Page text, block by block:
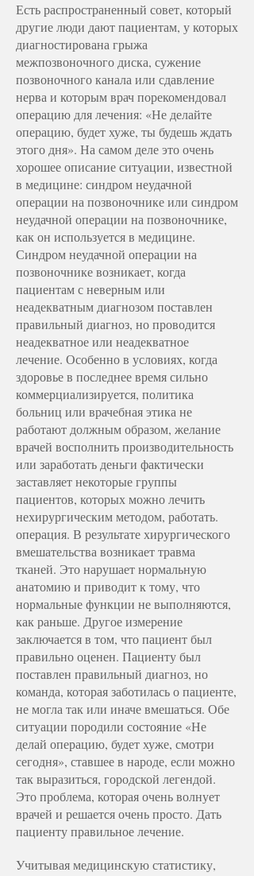
Есть распространенный совет, который
другие люди дают пациентам, у которых
диагностирована грыжа
межпозвоночного диска, сужение
позвоночного канала или сдавление
нерва и которым врач порекомендовал
операцию для лечения: «Не делайте
операцию, будет хуже, ты будешь ждать
этого дня». На самом деле это очень
хорошее описание ситуации, известной
в медицине: синдром неудачной
операции на позвоночнике или синдром
неудачной операции на позвоночнике,
как он используется в медицине.
Синдром неудачной операции на
позвоночнике возникает, когда
пациентам с неверным или
неадекватным диагнозом поставлен
правильный диагноз, но проводится
неадекватное или неадекватное
лечение. Особенно в условиях, когда
здоровье в последнее время сильно
коммерциализируется, политика
больниц или врачебная этика не
работают должным образом, желание
врачей восполнить производительность
или заработать деньги фактически
заставляет некоторые группы
пациентов, которых можно лечить
нехирургическим методом, работать.
операция. В результате хирургического
вмешательства возникает травма
тканей. Это нарушает нормальную
анатомию и приводит к тому, что
нормальные функции не выполняются,
как раньше. Другое измерение
заключается в том, что пациент был
правильно оценен. Пациенту был
поставлен правильный диагноз, но
команда, которая заботилась о пациенте,
не могла так или иначе вмешаться. Обе
ситуации породили состояние «Не
делай операцию, будет хуже, смотри
сегодня», ставшее в народе, если можно
так выразиться, городской легендой.
Это проблема, которая очень волнует
врачей и решается очень просто. Дать
пациенту правильное лечение.
Учитывая медицинскую статистику,